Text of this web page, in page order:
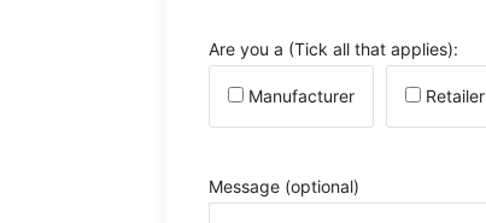
Are you a (Tick all that applies):
Manufacturer Retailer
Message (optional)